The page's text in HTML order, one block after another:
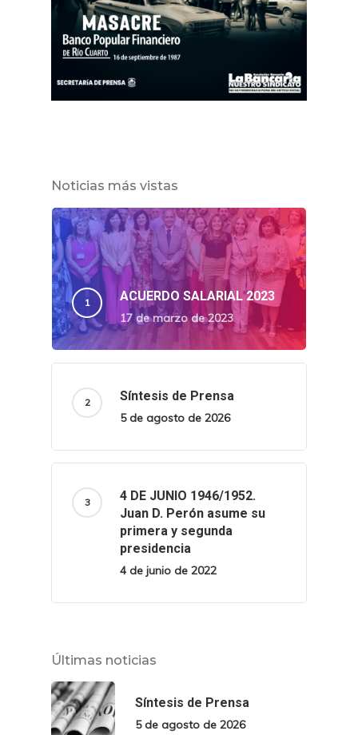
Noticias más vistas
ACUERDO SALARIAL 2023
17 de marzo de 2023
Síntesis de Prensa
5 de agosto de 2026
4 DE JUNIO 1946/1952.
Juan D. Perón asume su
primera y segunda
presidencia
4 de junio de 2022
Últimas noticias
Síntesis de Prensa
5 de agosto de 2026